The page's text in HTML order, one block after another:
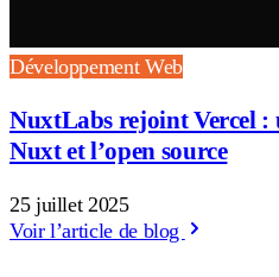
Développement Web
NuxtLabs rejoint Vercel :
Nuxt et l’open source
25 juillet 2025
Voir l’article de blog